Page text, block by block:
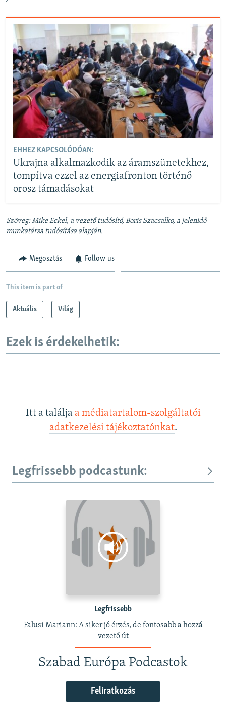
EHHEZ KAPCSOLÓDÓAN:
Ukrajna alkalmazkodik az áramszünetekhez,
tompítva ezzel az energiafronton történő
orosz támadásokat
Szöveg: Mike Eckel, a vezető tudósító, Boris Szacsalko, a Jelenidő
munkatársa tudósítása alapján.
Megosztás Follow us
This item is part of
Aktuális Világ
Ezek is érdekelhetik:
Itt a találja a médiatartalom-szolgáltatói
adatkezelési tájékoztatónkat.
Legfrissebb podcastunk:
Legfrissebb
Falusi Mariann: A siker jó érzés, de fontosabb a hozzá
vezető út
Szabad Európa Podcastok
Feliratkozás